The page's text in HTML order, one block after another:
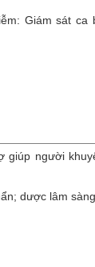
Giám sát
giúp người
dược lâm sàng.